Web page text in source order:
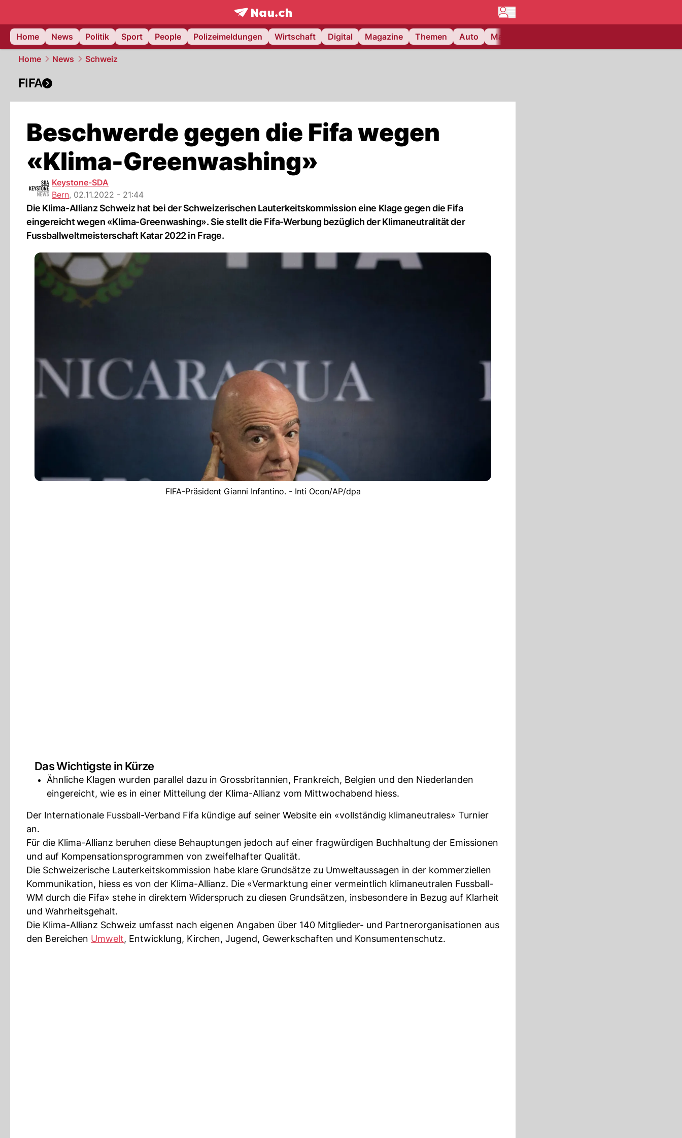
frontpage.NAU.ch
Home
News Politik Sport People Polizeimeldungen Wirtschaft Digital Magazine Themen Auto Matchcenter
Home News Schweiz
FIFA
Beschwerde gegen die Fifa wegen
«Klima-Greenwashing»
Keystone-SDA
Bern, 02.11.2022 - 21:44
Die Klima-Allianz Schweiz hat bei der Schweizerischen Lauterkeitskommission eine Klage gegen die Fifa
eingereicht wegen «Klima-Greenwashing». Sie stellt die Fifa-Werbung bezüglich der Klimaneutralität der
Fussballweltmeisterschaft Katar 2022 in Frage.
FIFA-Präsident Gianni Infantino. - Inti Ocon/AP/dpa
Das Wichtigste in Kürze
Ähnliche Klagen wurden parallel dazu in Grossbritannien, Frankreich, Belgien und den Niederlanden
eingereicht, wie es in einer Mitteilung der Klima-Allianz vom Mittwochabend hiess.
Der Internationale Fussball-Verband Fifa kündige auf seiner Website ein «vollständig klimaneutrales» Turnier
an.
Für die Klima-Allianz beruhen diese Behauptungen jedoch auf einer fragwürdigen Buchhaltung der Emissionen
und auf Kompensationsprogrammen von zweifelhafter Qualität.
Die Schweizerische Lauterkeitskommission habe klare Grundsätze zu Umweltaussagen in der kommerziellen
Kommunikation, hiess es von der Klima-Allianz. Die «Vermarktung einer vermeintlich klimaneutralen Fussball-
WM durch die Fifa» stehe in direktem Widerspruch zu diesen Grundsätzen, insbesondere in Bezug auf Klarheit
und Wahrheitsgehalt.
Die Klima-Allianz Schweiz umfasst nach eigenen Angaben über 140 Mitglieder- und Partnerorganisationen aus
den Bereichen Umwelt, Entwicklung, Kirchen, Jugend, Gewerkschaften und Konsumentenschutz.